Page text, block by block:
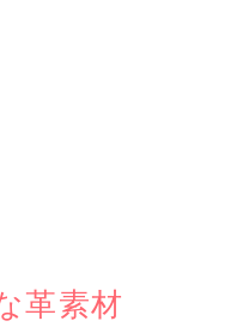
革素材